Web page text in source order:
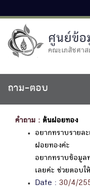
ศูนย์ข้อ
คณะเภสัชศา
ถาม-ตอบ
คำถาม : ต้นฝอยทอง
อยากทราบรายล
ฝอยทองค่ะ
อยากทราบข้อมูล
เลยค่ะ ช่วยตอบใ
Date : 30/4/